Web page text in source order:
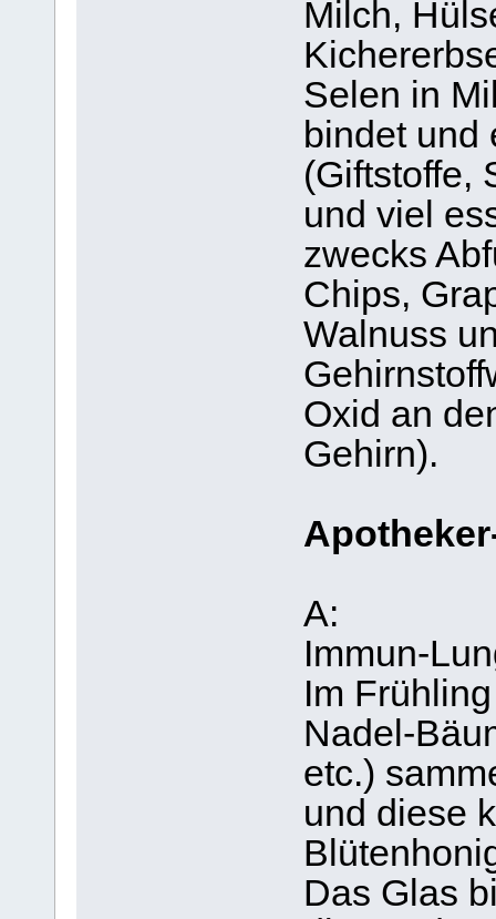
Milch,
Selen in
bindet und
(Giftstoffe,
und viel
zwecks
Chips,
Walnuss
Oxid an
Gehirn).
A:
Immun-
Im
Nadel-
etc.)
und diese
Das Glas